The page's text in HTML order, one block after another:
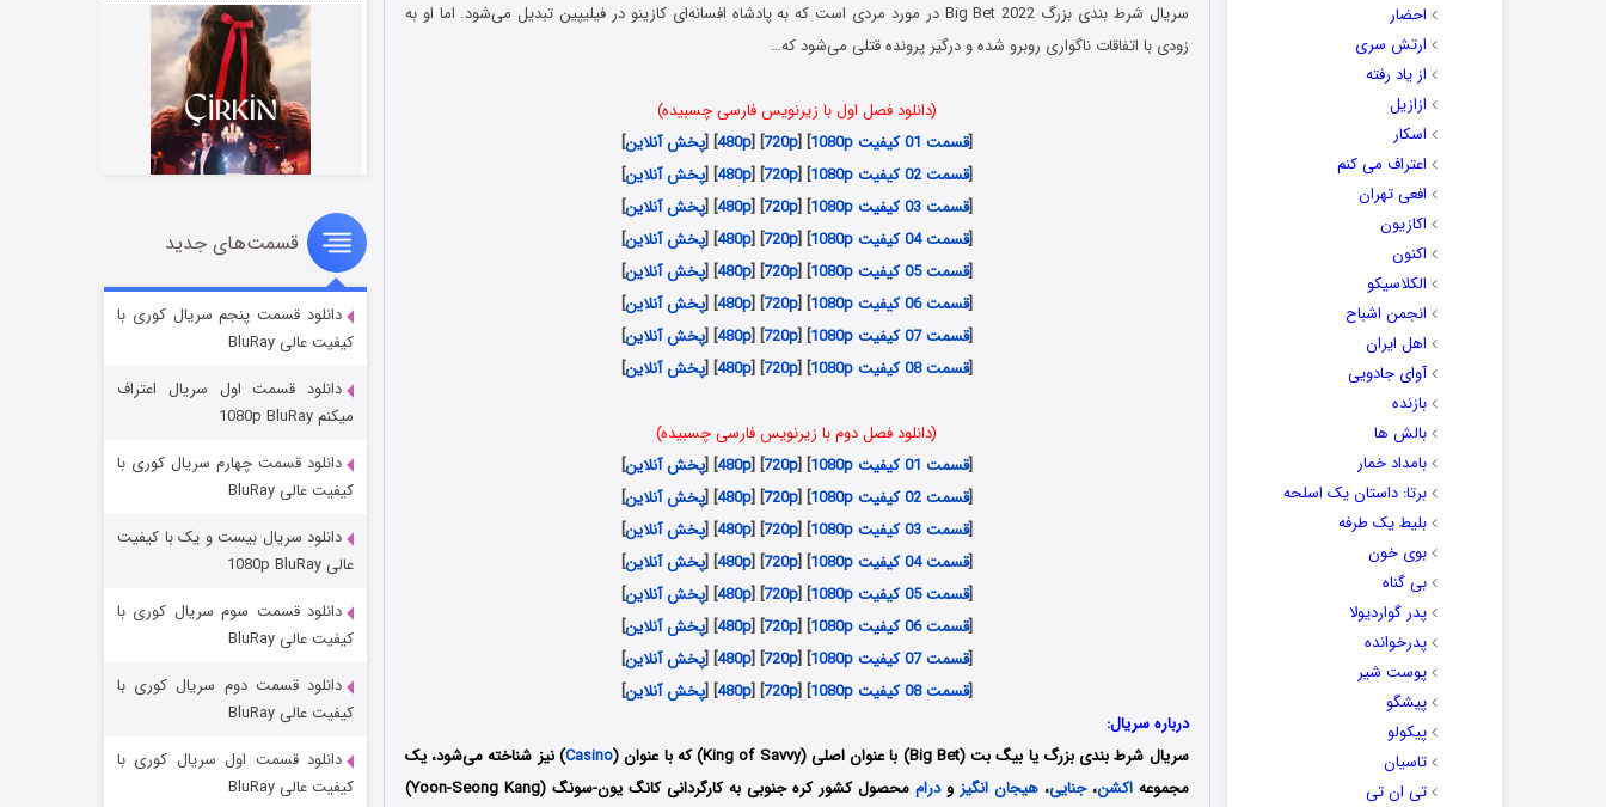
احضار
ارتش سری
از یاد رفته
ازازیل
اسکار
اعتراف می کنم
افعی تهران
اکازیون
اکنون
الکلاسیکو
انجمن اشباح
اهل ایران
آوای جادویی
بازنده
بالش ها
بامداد خمار
برتا: داستان یک اسلحه
بلیط یک‌‌ طرفه
بوی خون
بی گناه
پدر گواردیولا
پدرخوانده
پوست شیر
پیشگو
پیکولو
تاسیان
تی ان تی
سریال شرط بندی بزرگ Big Bet 2022 در مورد مردی است که به پادشاه افسانه‌ای کازینو در فیلیپین تبدیل می‌شود. اما او به
زودی با اتفاقات ناگواری روبرو شده و درگیر پرونده قتلی می‌شود که…
(دانلود فصل اول با زیرنویس فارسی چسبیده)
[قسمت 01 کیفیت 1080p ] [
720p
] [
480p
] [پخش آنلاین]
[قسمت 02 کیفیت 1080p ] [
720p
] [
480p
] [پخش آنلاین]
[قسمت 03 کیفیت 1080p ] [
720p
] [
480p
] [پخش آنلاین]
[قسمت 04 کیفیت 1080p ] [
720p
] [
480p
] [پخش آنلاین]
[قسمت 05 کیفیت 1080p ] [
720p
] [
480p
] [پخش آنلاین]
[قسمت 06 کیفیت 1080p ] [
720p
] [
480p
] [پخش آنلاین]
[قسمت 07 کیفیت 1080p ] [
720p
] [
480p
] [پخش آنلاین]
[قسمت 08 کیفیت 1080p ] [
720p
] [
480p
] [پخش آنلاین]
(دانلود فصل دوم با زیرنویس فارسی چسبیده)
[قسمت 01 کیفیت 1080p ] [
720p
] [
480p
] [پخش آنلاین]
[قسمت 02 کیفیت 1080p ] [
720p
] [
480p
] [پخش آنلاین]
[قسمت 03 کیفیت 1080p ] [
720p
] [
480p
] [پخش آنلاین]
[قسمت 04 کیفیت 1080p ] [
720p
] [
480p
] [پخش آنلاین]
[قسمت 05 کیفیت 1080p ] [
720p
] [
480p
] [پخش آنلاین]
[قسمت 06 کیفیت 1080p ] [
720p
] [
480p
] [پخش آنلاین]
[قسمت 07 کیفیت 1080p ] [
720p
] [
480p
] [پخش آنلاین]
[قسمت 08 کیفیت 1080p ] [
720p
] [
480p
] [پخش آنلاین]
درباره سریال:
سریال شرط بندی بزرگ یا بیگ بت (Big Bet) با عنوان اصلی (King of Savvy) که با عنوان (
Casino) نیز شناخته می‌شود، یک
مجموعهاکشن،جنایی،هیجان انگیز ودرام محصول کشور کره جنوبی به کارگردانی کانگیون-سونگ (Yoon-Seong Kang)
سریال زشت
قسمت5 (زیرنویس) منتشر شد
وستی ها
قسمت‌های جدید
دانلود قسمت پنجم سریال کوری با
کیفیت عالی BluRay
دانلود قسمت اول سریال اعتراف
میکنم 1080p BluRay
دانلود قسمت چهارم سریال کوری با
کیفیت عالی BluRay
دانلود سریال بیست و یک با کیفیت
عالی 1080p BluRay
دانلود قسمت سوم سریال کوری با
کیفیت عالی BluRay
دانلود قسمت دوم سریال کوری با
کیفیت عالی BluRay
دانلود قسمت اول سریال کوری با
کیفیت عالی BluRay